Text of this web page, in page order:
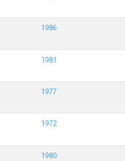
1986
1981
1977
1972
1980